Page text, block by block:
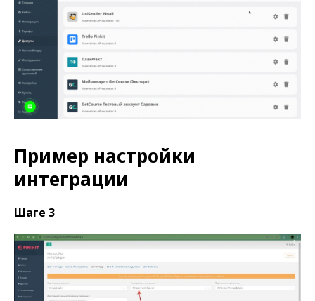
Пример настройки
интеграции
Шаге 3